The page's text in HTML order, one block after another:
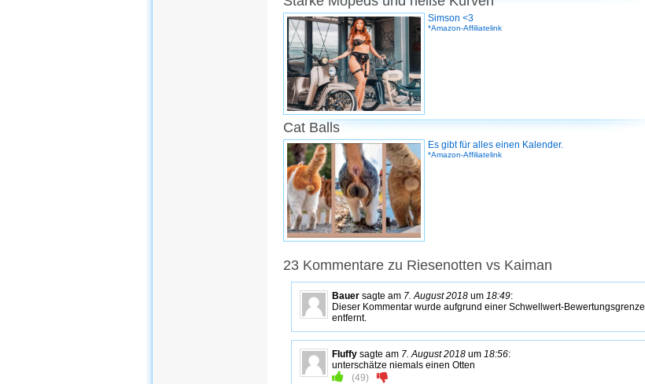
Simson <3
*Amazon-Affiliatelink
Cat Balls
Es gibt für alles einen Kalender.
*Amazon-Affiliatelink
23 Kommentare zu Riesenotten vs Kaiman
Bauer sagte am 7. August 2018 um 18:49:
Dieser Kommentar wurde aufgrund einer Schwellwert-Bewertungsgrenze
entfernt.
Fluffy sagte am 7. August 2018 um 18:56:
unterschätze niemals einen Otten
(49)